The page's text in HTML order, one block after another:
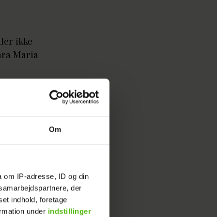
Om
om IP-adresse, ID og din
der
indhold, foretage
under indstillinger
ikke
Maria